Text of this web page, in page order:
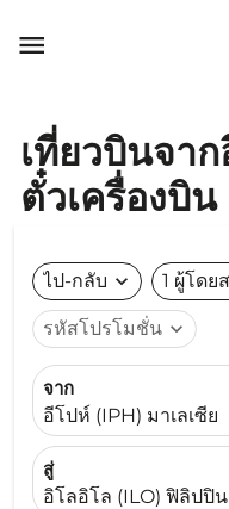

เที่ยวบินจา
ตั๋วเครื่องบิ
ไป-กลับ expand_more 1 ผู้โดย
รหัสโปรโมชั่น expand_more
จาก
อีโปห์ (IPH) มาเลเซีย
สู่
อิโลอิโล (ILO) ฟิลิปปิ